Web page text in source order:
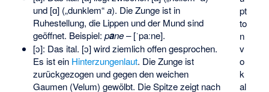
pt
to
n
v
o
k
al
und [ɑ] („dunklem“a). Die Zunge ist in
Ruhestellung, die Lippen und der Mund sind
geöffnet. Beispiel: pane– [ˈpaːne].
[ɔ]: Das ital. [ɔ] wird ziemlich offen gesprochen.
Es ist ein Hinterzungenlaut. Die Zunge ist
zurückgezogen und gegen den weichen
Gaumen (Velum) gewölbt. Die Spitze zeigt nach